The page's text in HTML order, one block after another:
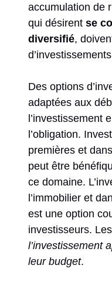
accumulation de
qui désirent se
diversifié,
Des options
adaptées aux
l’investissement
l’obligation.
premières et
peut être
ce domaine.
l’immobilier et
est une option
investisseurs.
l’investissement
leur budget.